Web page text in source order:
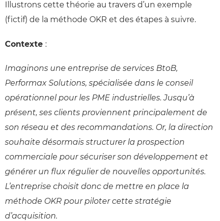
Illustrons cette théorie au travers d’un exemple
(fictif) de la méthode OKR et des étapes à suivre.
Contexte :
Imaginons une entreprise de services BtoB,
Performax Solutions, spécialisée dans le conseil
opérationnel pour les PME industrielles. Jusqu’à
présent, ses clients proviennent principalement de
son réseau et des recommandations. Or, la direction
souhaite désormais structurer la prospection
commerciale pour sécuriser son développement et
générer un flux régulier de nouvelles opportunités.
L’entreprise choisit donc de mettre en place la
méthode OKR pour piloter cette stratégie
d’acquisition.